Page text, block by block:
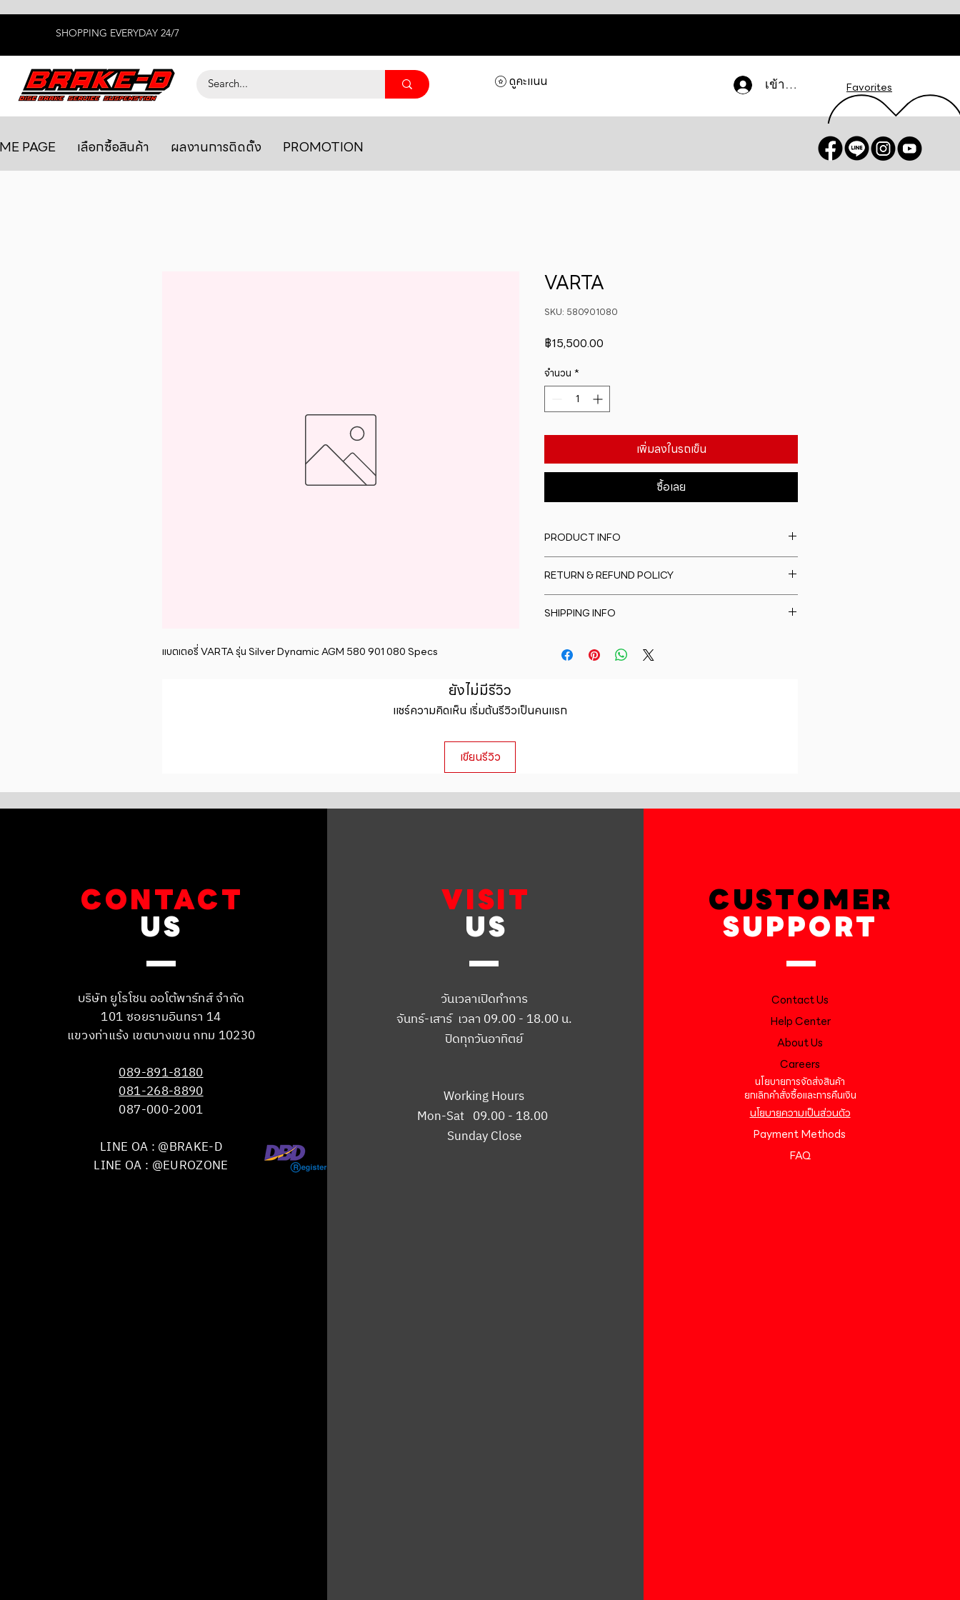
SHOPPING EVERYDAY 24/7
เข้าสู่ระบบ Favorites
ดูคะแนน
PAGE เลือกซื้อสินค้า ผลงานการติดตั้ง PROMOTION
แบตเตอรี่ VARTA รุ่น Silver Dynamic AGM 580 901 080 Specs
VARTA
SKU: 580901080
฿15,500.00
จำนวน *
เพิ่มลงในรถเข็น
ซื้อเลย
PRODUCT INFO
information about your product such as sizing,
material, care and cleaning instructions. This is also a
great space to write what makes this product
RETURN & REFUND POLICY
to let your customers know what to do in case they
straightforward refund or exchange policy is a great
way to build trust and reassure your customers that
SHIPPING INFO
information about your shipping methods,
can buy from you with confidence.
ยังไม่มีรีวิว
แชร์ความคิดเห็น เริ่มต้นรีวิวเป็นคนแรก
เขียนรีวิว
CONTACT
US
บริษัท ยูโรโซน ออโต้พาร์ทส์ จำกัด
101 ซอยรามอินทรา 14
แขวงท่าแร้ง เขตบางเขน กทม 10230
089-891-8180
081-268-8890
087-000-2001
LINE OA : @BRAKE-D
LINE OA : @EUROZONE
VISIT
US
วันเวลาเปิดทำการ
จันทร์-เสาร์ เวลา 09.00 - 18.00 น.
ปิดทุกวันอาทิตย์
Working Hours
Mon-Sat 09.00 - 18.00
Sunday Close
CUSTOMER
SUPPORT
Contact Us
Help Center
About Us
Careers
นโยบายการจัดส่งสินค้า
ยกเลิกคำสั่งซื้อและการคืนเงิน
นโยบายความเป็นส่วนตัว
Payment Methods
FAQ